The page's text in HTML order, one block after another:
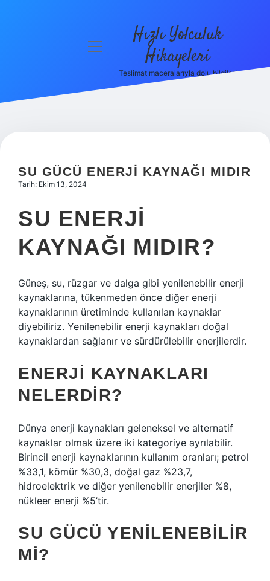
Hakkımızda
menüyü
Hızlı Yolculuk
Hikayeleri
Teslimat maceralarıyla dolu bilgiler!
SU GÜCÜ ENERJI KAYNAĞI MIDIR
Tarih: Ekim 13, 2024
SU ENERJI
KAYNAĞI MIDIR?
Güneş, su, rüzgar ve dalga gibi yenilenebilir enerji
kaynaklarına, tükenmeden önce diğer enerji
kaynaklarının üretiminde kullanılan kaynaklar
diyebiliriz. Yenilenebilir enerji kaynakları doğal
kaynaklardan sağlanır ve sürdürülebilir enerjilerdir.
ENERJI KAYNAKLARI
NELERDIR?
Dünya enerji kaynakları geleneksel ve alternatif
kaynaklar olmak üzere iki kategoriye ayrılabilir.
Birincil enerji kaynaklarının kullanım oranları; petrol
%33,1, kömür %30,3, doğal gaz %23,7,
hidroelektrik ve diğer yenilenebilir enerjiler %8,
nükleer enerji %5’tir.
SU GÜCÜ YENILENEBILIR
MI?